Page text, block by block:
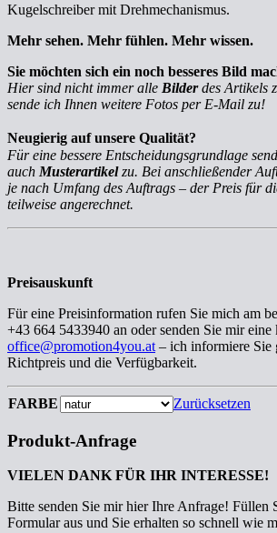
Kugelschreiber mit Drehmechanismus.
Mehr sehen. Mehr fühlen. Mehr wissen.
Sie möchten sich ein noch besseres Bild
Hier sind nicht immer alle Bilderdes Artikels
sende ich Ihnen weitere Fotos per E-Mail zu!
Neugierig auf unsere Qualität?
Für eine bessere Entscheidungsgrundlage
auch Musterartikelzu. Bei anschließender
je nach Umfang des Auftrags – der Preis für
teilweise angerechnet.
Preisauskunft
Für eine Preisinformation rufen Sie mich am
+43 664 5433940 an oder senden Sie mir
office@promotion4you.at – ich informiere Sie
Richtpreis und die Verfügbarkeit.
FARBE Zurücksetzen
Produkt-Anfrage
VIELEN DANK FÜR IHR INTERESSE!
Bitte senden Sie mir hier Ihre Anfrage! Füllen
Formular aus und Sie erhalten so schnell wie